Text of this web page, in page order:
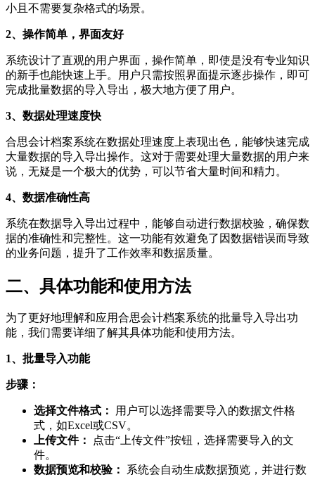
小且不需要复杂格式的场景。
2、操作简单，界面友好
系统设计了直观的用户界面，操作简单，即使是没有专业知识
的新手也能快速上手。用户只需按照界面提示逐步操作，即可
完成批量数据的导入导出，极大地方便了用户。
3、数据处理速度快
合思会计档案系统在数据处理速度上表现出色，能够快速完成
大量数据的导入导出操作。这对于需要处理大量数据的用户来
说，无疑是一个极大的优势，可以节省大量时间和精力。
4、数据准确性高
系统在数据导入导出过程中，能够自动进行数据校验，确保数
据的准确性和完整性。这一功能有效避免了因数据错误而导致
的业务问题，提升了工作效率和数据质量。
二、具体功能和使用方法
为了更好地理解和应用合思会计档案系统的批量导入导出功
能，我们需要详细了解其具体功能和使用方法。
1、批量导入功能
步骤：
选择文件格式：
用户可以选择需要导入的数据文件格
式，如Excel或CSV。
上传文件：
点击“上传文件”按钮，选择需要导入的文
件。
数据预览和校验：
系统会自动生成数据预览，并进行数